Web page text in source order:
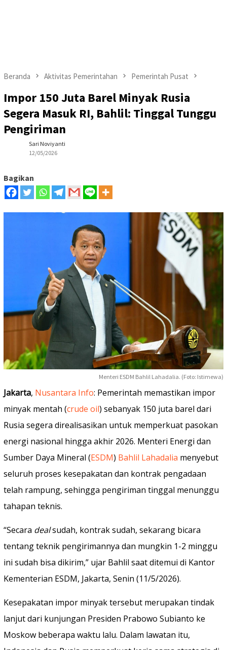
Beranda Aktivitas Pemerintahan Pemerintah Pusat
Impor 150 Juta Barel Minyak Rusia
Segera Masuk RI, Bahlil: Tinggal Tunggu
Pengiriman
Sari Noviyanti
12/05/2026
Bagikan
Menteri ESDM Bahlil Lahadalia. (Foto: Istimewa)
Jakarta, Nusantara Info: Pemerintah memastikan impor
minyak mentah (crude oil) sebanyak 150 juta barel dari
Rusia segera direalisasikan untuk memperkuat pasokan
energi nasional hingga akhir 2026. Menteri Energi dan
Sumber Daya Mineral (ESDM) Bahlil Lahadalia menyebut
seluruh proses kesepakatan dan kontrak pengadaan
telah rampung, sehingga pengiriman tinggal menunggu
tahapan teknis.
“Secara dealsudah, kontrak sudah, sekarang bicara
tentang teknik pengirimannya dan mungkin 1-2 minggu
ini sudah bisa dikirim,” ujar Bahlil saat ditemui di Kantor
Kementerian ESDM, Jakarta, Senin (11/5/2026).
Kesepakatan impor minyak tersebut merupakan tindak
lanjut dari kunjungan Presiden Prabowo Subianto ke
Moskow beberapa waktu lalu. Dalam lawatan itu,